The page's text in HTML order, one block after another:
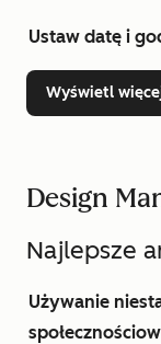
Ustaw datę i
Wyświetl
Design
Najlepsze
Używanie